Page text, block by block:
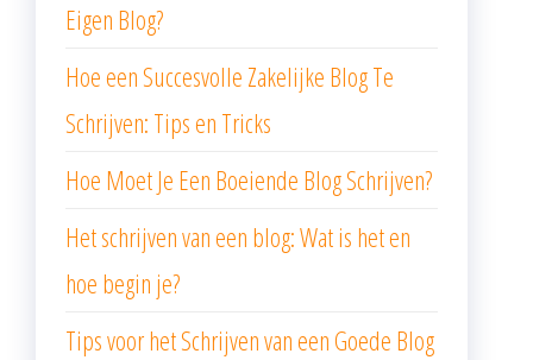
Eigen Blog?
Hoe een Succesvolle Zakelijke Blog Te
Schrijven: Tips en Tricks
Hoe Moet Je Een Boeiende Blog Schrijven?
Het schrijven van een blog: Wat is het en
hoe begin je?
Tips voor het Schrijven van een Goede Blog